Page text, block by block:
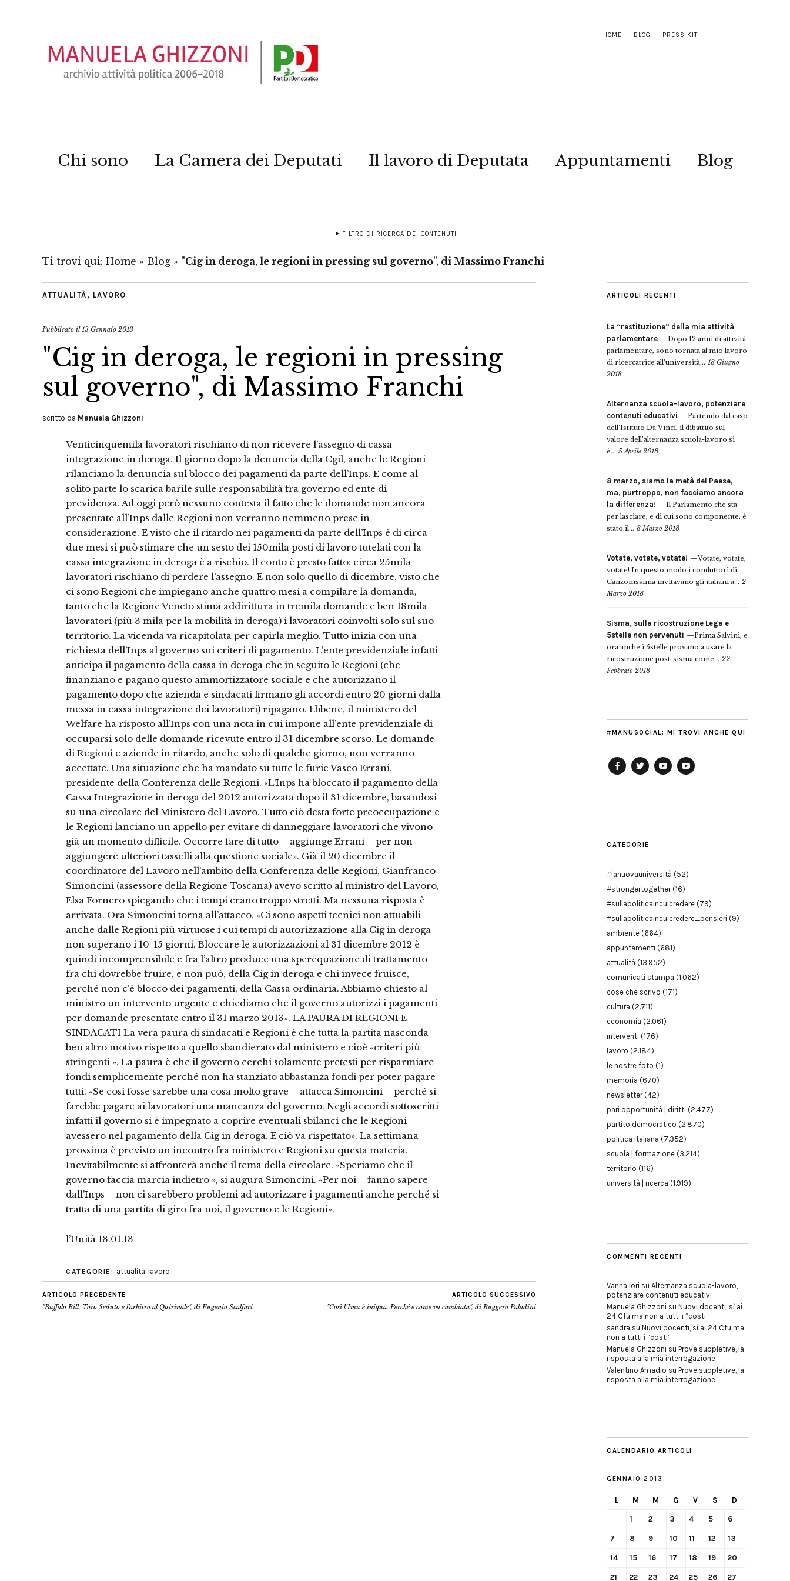
HOME BLOG PRESS KIT
Chi sono La Camera dei Deputati Il lavoro di Deputata Appuntamenti Blog
FILTRO DI RICERCA DEI CONTENUTI
Ti trovi qui: Home » Blog » "Cig in deroga, le regioni in pressing sul governo", di Massimo Franchi
ATTUALITÀ , LAVORO
Pubblicato il13 Gennaio 2013
"Cig in deroga, le regioni in pressing
sul governo", di Massimo Franchi
scritto da Manuela Ghizzoni
Venticinquemila lavoratori rischiano di non ricevere l’assegno di cassa
integrazione in deroga. Il giorno dopo la denuncia della Cgil, anche le Regioni
rilanciano la denuncia sul blocco dei pagamenti da parte dell’Inps. E come al
solito parte lo scarica barile sulle responsabilità fra governo ed ente di
previdenza. Ad oggi però nessuno contesta il fatto che le domande non ancora
presentate all’Inps dalle Regioni non verranno nemmeno prese in
considerazione. E visto che il ritardo nei pagamenti da parte dell’Inps è di circa
due mesi si può stimare che un sesto dei 150mila posti di lavoro tutelati con la
cassa integrazione in deroga è a rischio. Il conto è presto fatto: circa 25mila
lavoratori rischiano di perdere l’assegno. E non solo quello di dicembre, visto che
ci sono Regioni che impiegano anche quattro mesi a compilare la domanda,
tanto che la Regione Veneto stima addirittura in tremila domande e ben 18mila
lavoratori (più 3 mila per la mobilità in deroga) i lavoratori coinvolti solo sul suo
territorio. La vicenda va ricapitolata per capirla meglio. Tutto inizia con una
richiesta dell’Inps al governo sui criteri di pagamento. L’ente previdenziale infatti
anticipa il pagamento della cassa in deroga che in seguito le Regioni (che
finanziano e pagano questo ammortizzatore sociale e che autorizzano il
pagamento dopo che azienda e sindacati firmano gli accordi entro 20 giorni dalla
messa in cassa integrazione dei lavoratori) ripagano. Ebbene, il ministero del
Welfare ha risposto all’Inps con una nota in cui impone all’ente previdenziale di
occuparsi solo delle domande ricevute entro il 31 dicembre scorso. Le domande
di Regioni e aziende in ritardo, anche solo di qualche giorno, non verranno
accettate. Una situazione che ha mandato su tutte le furie Vasco Errani,
presidente della Conferenza delle Regioni. «L’Inps ha bloccato il pagamento della
Cassa Integrazione in deroga del 2012 autorizzata dopo il 31 dicembre, basandosi
su una circolare del Ministero del Lavoro. Tutto ciò desta forte preoccupazione e
le Regioni lanciano un appello per evitare di danneggiare lavoratori che vivono
già un momento difficile. Occorre fare di tutto – aggiunge Errani – per non
aggiungere ulteriori tasselli alla questione sociale». Già il 20 dicembre il
coordinatore del Lavoro nell’ambito della Conferenza delle Regioni, Gianfranco
Simoncini (assessore della Regione Toscana) avevo scritto al ministro del Lavoro,
Elsa Fornero spiegando che i tempi erano troppo stretti. Ma nessuna risposta è
arrivata. Ora Simoncini torna all’attacco. «Ci sono aspetti tecnici non attuabili
anche dalle Regioni più virtuose i cui tempi di autorizzazione alla Cig in deroga
non superano i 10-15 giorni. Bloccare le autorizzazioni al 31 dicembre 2012 è
quindi incomprensibile e fra l’altro produce una sperequazione di trattamento
fra chi dovrebbe fruire, e non può, della Cig in deroga e chi invece fruisce,
perché non c’è blocco dei pagamenti, della Cassa ordinaria. Abbiamo chiesto al
ministro un intervento urgente e chiediamo che il governo autorizzi i pagamenti
per domande presentate entro il 31 marzo 2013». LA PAURA DI REGIONI E
SINDACATI La vera paura di sindacati e Regioni è che tutta la partita nasconda
ben altro motivo rispetto a quello sbandierato dal ministero e cioè «criteri più
stringenti ». La paura è che il governo cerchi solamente pretesti per risparmiare
fondi semplicemente perché non ha stanziato abbastanza fondi per poter pagare
tutti. «Se così fosse sarebbe una cosa molto grave – attacca Simoncini – perché si
farebbe pagare ai lavoratori una mancanza del governo. Negli accordi sottoscritti
infatti il governo si è impegnato a coprire eventuali sbilanci che le Regioni
avessero nel pagamento della Cig in deroga. E ciò va rispettato». La settimana
prossima è previsto un incontro fra ministero e Regioni su questa materia.
Inevitabilmente si affronterà anche il tema della circolare. «Speriamo che il
governo faccia marcia indietro », si augura Simoncini. «Per noi – fanno sapere
dall’Inps – non ci sarebbero problemi ad autorizzare i pagamenti anche perché si
tratta di una partita di giro fra noi, il governo e le Regioni».
l’Unità 13.01.13
CATEGORIE: attualità, lavoro
ARTICOLO PRECEDENTE
"Buffalo Bill, Toro Seduto e l'arbitro al Quirinale", di Eugenio Scalfari
ARTICOLO SUCCESSIVO
"Così l’Imu è iniqua. Perché e come va cambiata", di Ruggero Paladini
ARTICOLI RECENTI
La “restituzione” della mia attività
parlamentare
Dopo 12 anni di attività
parlamentare, sono tornata al mio lavoro
di ricercatrice all’università... 18 Giugno
2018
Alternanza scuola-lavoro, potenziare
contenuti educativi
Partendo dal caso
dell’Istituto Da Vinci, il dibattito sul
valore dell’alternanza scuola-lavoro si
è... 5 Aprile 2018
8 marzo, siamo la metà del Paese,
ma, purtroppo, non facciamo ancora
la differenza!
Il Parlamento che sta
per lasciare, e di cui sono componente, è
stato il... 8 Marzo 2018
Votate, votate, votate!
Votate, votate,
votate! In questo modo i conduttori di
Canzonissima invitavano gli italiani a... 2
Marzo 2018
Sisma, sulla ricostruzione Lega e
5stelle non pervenuti
Prima Salvini, e
ora anche i 5stelle provano a usare la
ricostruzione post-sisma come... 22
Febbraio 2018
#MANUSOCIAL: MI TROVI ANCHE QUI
CATEGORIE
#lanuovauniversità (52)
#strongertogether(16)
#sullapoliticaincuicredere (79)
#sullapoliticaincuicredere_pensieri (9)
ambiente (664)
appuntamenti (681)
attualità (13.952)
comunicati stampa (1.062)
cose che scrivo (171)
cultura (2.711)
economia (2.061)
interventi (176)
lavoro (2.184)
le nostre foto (1)
memoria (670)
newsletter(42)
pari opportunità | diritti (2.477)
partito democratico (2.870)
politica italiana (7.352)
scuola | formazione (3.214)
territorio (116)
università | ricerca (1.919)
COMMENTI RECENTI
Vanna Iori su Alternanza scuola-lavoro,
potenziare contenuti educativi
Manuela Ghizzoni su Nuovi docenti, sì ai
24 Cfu ma non a tutti i “costi”
sandra su Nuovi docenti, sì ai 24 Cfu ma
non a tutti i “costi”
Manuela Ghizzoni su Prove suppletive, la
risposta alla mia interrogazione
Valentino Amadio su Prove suppletive, la
risposta alla mia interrogazione
CALENDARIO ARTICOLI
GENNAIO 2013
L M M G V S D
1 2 3 4 5 6
7 8 9 10 11 12 13
14 15 16 17 18 19 20
21 22 23 24 25 26 27